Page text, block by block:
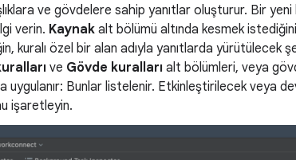
ve gövdelere sahip yanıtlar oluşturur. Bir yeni
verin. Kaynak alt bölümü altında kesmek
kuralı özel bir alan adıyla yanıtlarda yürütülecek
ve Gövde kuralları alt bölümleri, veya
uygulanır: Bunlar listelenir. Etkinleştirilecek veya
işaretleyin.